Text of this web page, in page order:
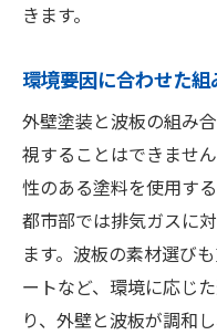
きます。
環境要因に合わせた
外壁塗装と波板の組み
視することはできませ
性のある塗料を使用す
都市部では排気ガスに
ます。波板の素材選び
ートなど、環境に応じ
り、外壁と波板が調和